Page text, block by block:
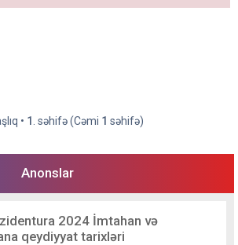
• 1 . səhifə (Cəmi 1 səhifə)
Anonslar
2024 İmtahan və
qeydiyyat tarixləri